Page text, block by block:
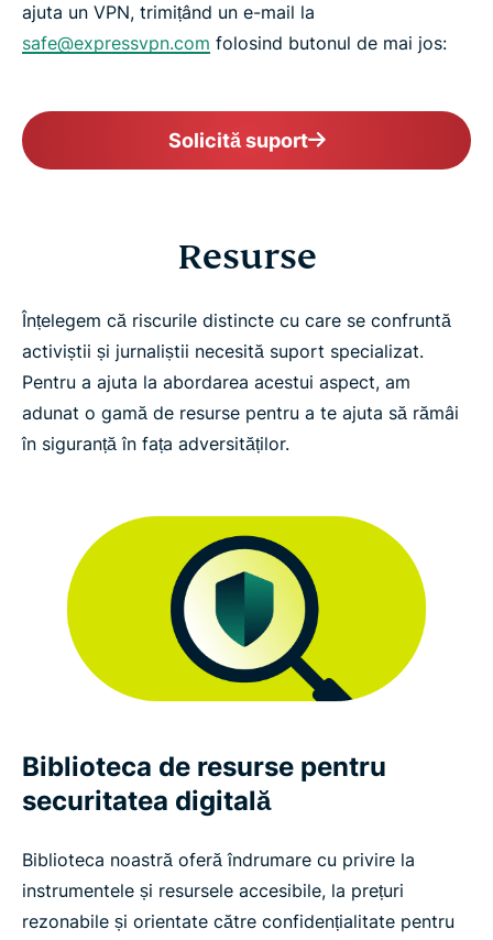
ajuta un VPN, trimițând un e-mail la
safe@expressvpn.com folosind butonul de mai jos:
Solicită suport
Resurse
Înțelegem că riscurile distincte cu care se confruntă
activiștii și jurnaliștii necesită suport specializat.
Pentru a ajuta la abordarea acestui aspect, am
adunat o gamă de resurse pentru a te ajuta să rămâi
în siguranță în fața adversităților.
Biblioteca de resurse pentru
securitatea digitală
Biblioteca noastră oferă îndrumare cu privire la
instrumentele și resursele accesibile, la prețuri
rezonabile și orientate către confidențialitate pentru